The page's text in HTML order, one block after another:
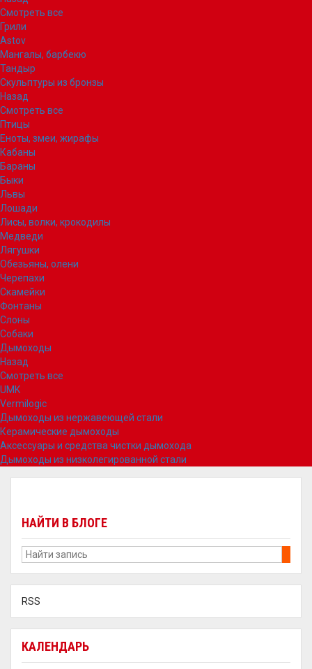
Смотреть все
Грили
Astov
Мангалы, барбекю
Тандыр
Скульптуры из бронзы
Назад
Смотреть все
Птицы
Еноты, змеи, жирафы
Кабаны
Бараны
Быки
Львы
Лошади
Лисы, волки, крокодилы
Медведи
Лягушки
Обезьяны, олени
Черепахи
Скамейки
Фонтаны
Слоны
Собаки
Дымоходы
Назад
Смотреть все
UMK
Vermilogic
Дымоходы из нержавеющей стали
Керамические дымоходы
Аксессуары и средства чистки дымохода
Дымоходы из низколегированной стали
НАЙТИ В БЛОГЕ
RSS
КАЛЕНДАРЬ